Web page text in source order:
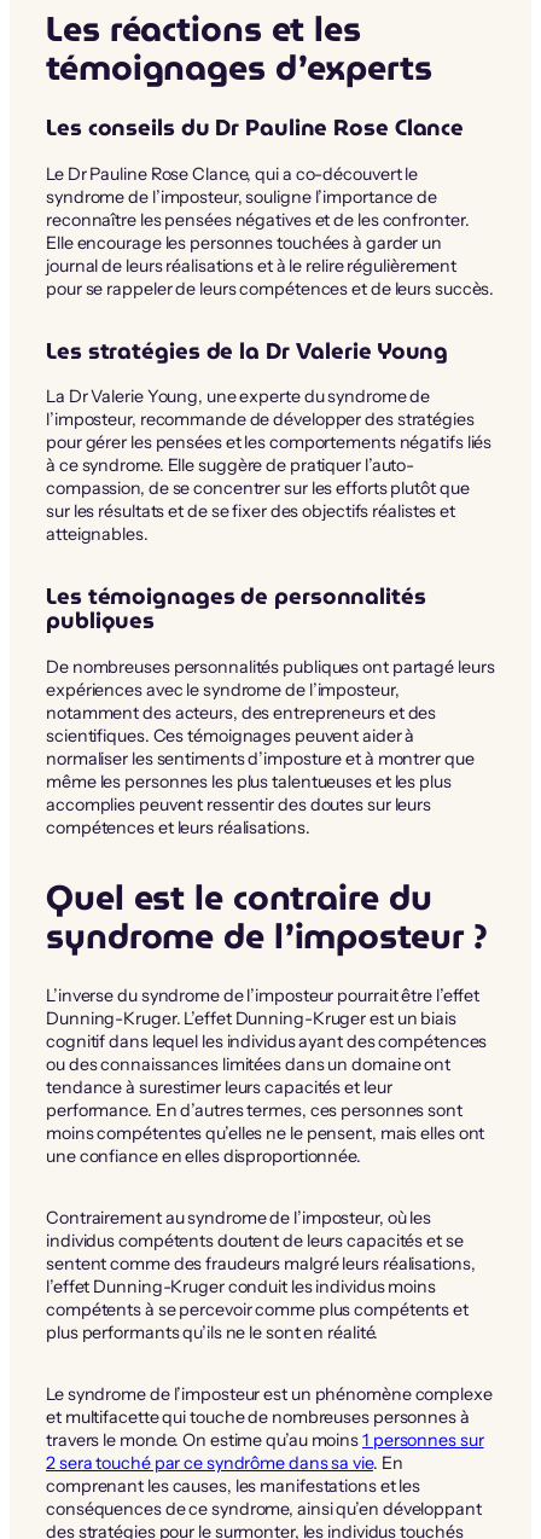
Les réactions et les
témoignages d’experts
Les conseils du Dr Pauline Rose Clance
Le Dr Pauline Rose Clance, qui a co-découvert le
syndrome de l’imposteur, souligne l’importance de
reconnaître les pensées négatives et de les confronter.
Elle encourage les personnes touchées à garder un
journal de leurs réalisations et à le relire régulièrement
pour se rappeler de leurs compétences et de leurs succès.
Les stratégies de la Dr Valerie Young
La Dr Valerie Young, une experte du syndrome de
l’imposteur, recommande de développer des stratégies
pour gérer les pensées et les comportements négatifs liés
à ce syndrome. Elle suggère de pratiquer l’auto-
compassion, de se concentrer sur les efforts plutôt que
sur les résultats et de se fixer des objectifs réalistes et
atteignables.
Les témoignages de personnalités
publiques
De nombreuses personnalités publiques ont partagé leurs
expériences avec le syndrome de l’imposteur,
notamment des acteurs, des entrepreneurs et des
scientifiques. Ces témoignages peuvent aider à
normaliser les sentiments d’imposture et à montrer que
même les personnes les plus talentueuses et les plus
accomplies peuvent ressentir des doutes sur leurs
compétences et leurs réalisations.
Quel est le contraire du
syndrome de l’imposteur ?
L’inverse du syndrome de l’imposteur pourrait être l’effet
Dunning-Kruger. L’effet Dunning-Kruger est un biais
cognitif dans lequel les individus ayant des compétences
ou des connaissances limitées dans un domaine ont
tendance à surestimer leurs capacités et leur
performance. En d’autres termes, ces personnes sont
moins compétentes qu’elles ne le pensent, mais elles ont
une confiance en elles disproportionnée.
Contrairement au syndrome de l’imposteur, où les
individus compétents doutent de leurs capacités et se
sentent comme des fraudeurs malgré leurs réalisations,
l’effet Dunning-Kruger conduit les individus moins
compétents à se percevoir comme plus compétents et
plus performants qu’ils ne le sont en réalité.
Le syndrome de l’imposteur est un phénomène complexe
et multifacette qui touche de nombreuses personnes à
travers le monde. On estime qu’au moins1 personnes sur
2 sera touché par ce syndrôme dans sa vie. En
comprenant les causes, les manifestations et les
conséquences de ce syndrome, ainsi qu’en développant
des stratégies pour le surmonter, les individus touchés